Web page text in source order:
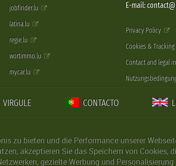
jobfinder.lu
latina.lu
regie.lu
wortimmo.lu
mycar.lu
E-mail:
Privacy Policy
Cookies & Tracking
Contact and legal
VIRGULE CONTACTO
zu bieten und die Performance unserer
akzeptieren Sie das Speichern von
gezielte Werbung und